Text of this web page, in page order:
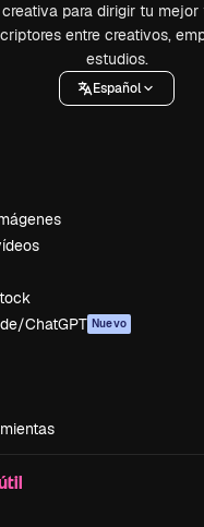
para dirigir tu mejor
entre creativos,
estudios.
Español
ChatGPT Nuevo